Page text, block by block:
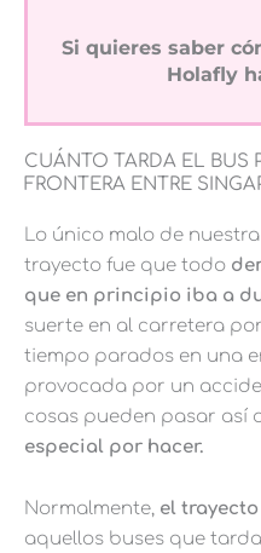
Si quieres saber
Holafly
CUÁNTO TARDA EL BUS
FRONTERA ENTRE
Lo único malo de
trayecto fue que todo
que en principio iba a
suerte en al carretera
tiempo parados en una
provocada por un
cosas pueden pasar así
especial por hacer.
Normalmente, el
aquellos buses que